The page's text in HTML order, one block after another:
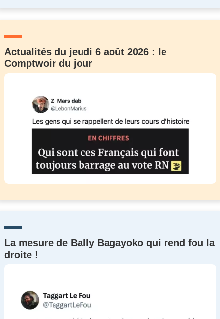
Actualités du jeudi 6 août 2026 : le
Comptwoir du jour
La mesure de Bally Bagayoko qui rend fou la
droite !